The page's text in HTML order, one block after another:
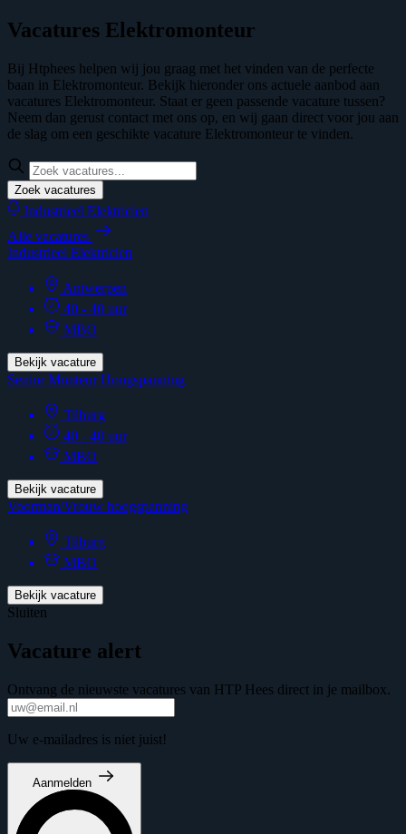
Vacatures Elektromonteur
Bij Htphees helpen wij jou graag met het vinden van de perfecte
baan in Elektromonteur. Bekijk hieronder ons actuele aanbod aan
vacatures Elektromonteur. Staat er geen passende vacature tussen?
Neem dan gerust contact met ons op, en wij gaan direct voor jou aan
de slag om een geschikte vacature Elektromonteur te vinden.
Zoek vacatures
Industrieel Elektricien
Alle vacatures
Industrieel Elektricien
Antwerpen
40 - 40 uur
MBO
Bekijk vacature
Senior Monteur Hoogspanning
Tilburg
40 - 40 uur
MBO
Bekijk vacature
Voorman/Vrouw hoogspanning
Tilburg
MBO
Bekijk vacature
Sluiten
Vacature alert
Ontvang de nieuwste vacatures van HTP Hees direct in je mailbox.
Uw e-mailadres is niet juist!
Aanmelden